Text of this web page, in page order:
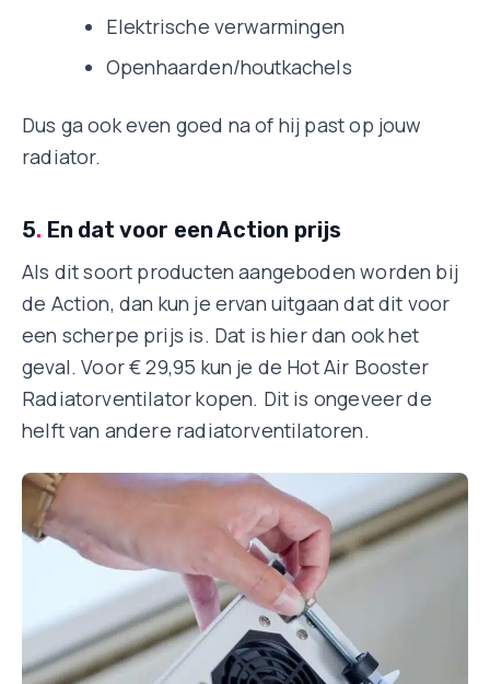
Elektrische verwarmingen
Openhaarden/houtkachels
Dus ga ook even goed na of hij past op jouw
radiator.
5. En dat voor een Action prijs
Als dit soort producten aangeboden worden bij
de Action, dan kun je ervan uitgaan dat dit voor
een scherpe prijs is. Dat is hier dan ook het
geval. Voor € 29,95 kun je de Hot Air Booster
Radiatorventilator kopen. Dit is ongeveer de
helft van andere radiatorventilatoren.